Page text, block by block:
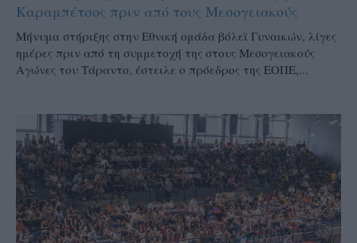
Καραμπέτσος πριν από τους Μεσογειακούς
Μήνυμα στήριξης στην Εθνική ομάδα βόλεϊ Γυναικών, λίγες
ημέρες πριν από τη συμμετοχή της στους Μεσογειακούς
Αγώνες του Τάραντο, έστειλε ο πρόεδρος της ΕΟΠΕ,...